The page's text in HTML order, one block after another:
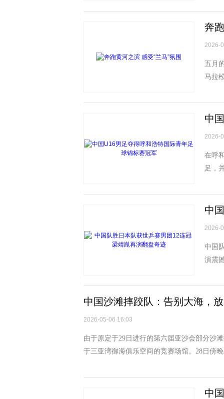
奔
2026-
五月
马拉
中
2026-
在呼
足，
中
2026-
中国
演震
中国沙滩摔跤队：告别大海，放
2026-05-06 16:03
由于原定于29日进行的第六届亚沙会部分沙
于三亚湾御海俱乐空间的竞赛场馆。28日傍
中